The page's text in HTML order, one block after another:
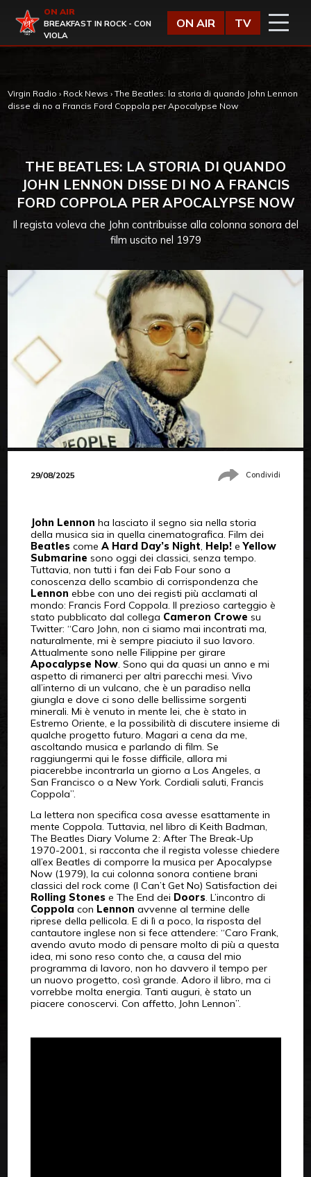
Virgin Radio
ON AIR
BREAKFAST IN ROCK - CON
VIOLA
ON AIR TV
Virgin Radio › Rock News › The Beatles: la storia di quando John Lennon
disse di no a Francis Ford Coppola per Apocalypse Now
THE BEATLES: LA STORIA DI QUANDO
JOHN LENNON DISSE DI NO A FRANCIS
FORD COPPOLA PER APOCALYPSE NOW
Il regista voleva che John contribuisse alla colonna sonora del
film uscito nel 1979
29/08/2025 Condividi
John Lennon ha lasciato il segno sia nella storia
della musica sia in quella cinematografica. Film dei
Beatlescome A Hard Day’s Night Help!eYellow
Submarine sono oggi dei classici, senza tempo.
Tuttavia, non tutti i fan dei Fab Four sono a
conoscenza dello scambio di corrispondenza che
Lennon ebbe con uno dei registi più acclamati al
mondo: Francis Ford Coppola. Il prezioso carteggio è
stato pubblicato dal collega Cameron Crowe su
Twitter: “Caro John, non ci siamo mai incontrati ma,
naturalmente, mi è sempre piaciuto il suo lavoro.
Attualmente sono nelle Filippine per girare
Apocalypse Now. Sono qui da quasi un anno e mi
aspetto di rimanerci per altri parecchi mesi. Vivo
all’interno di un vulcano, che è un paradiso nella
giungla e dove ci sono delle bellissime sorgenti
minerali. Mi è venuto in mente lei, che è stato in
Estremo Oriente, e la possibilità di discutere insieme di
qualche progetto futuro. Magari a cena da me,
ascoltando musica e parlando di film. Se
raggiungermi qui le fosse difficile, allora mi
piacerebbe incontrarla un giorno a Los Angeles, a
San Francisco o a New York. Cordiali saluti, Francis
Coppola”.
La lettera non specifica cosa avesse esattamente in
mente Coppola. Tuttavia, nel libro di Keith Badman,
The Beatles Diary Volume 2: After The Break-Up
1970-2001, si racconta che il regista volesse chiedere
all’ex Beatles di comporre la musica per Apocalypse
Now (1979), la cui colonna sonora contiene brani
classici del rock come (I Can’t Get No) Satisfaction dei
Rolling Stonese The End dei Doors. L’incontro di
Coppola con Lennon avvenne al termine delle
riprese della pellicola. E di lì a poco, la risposta del
cantautore inglese non si fece attendere: “Caro Frank,
avendo avuto modo di pensare molto di più a questa
idea, mi sono reso conto che, a causa del mio
programma di lavoro, non ho davvero il tempo per
un nuovo progetto, così grande. Adoro il libro, ma ci
vorrebbe molta energia. Tanti auguri, è stato un
piacere conoscervi. Con affetto, John Lennon”.